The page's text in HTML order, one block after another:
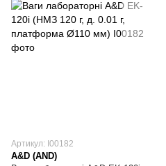
Артикул: I00182
A&D (AND)